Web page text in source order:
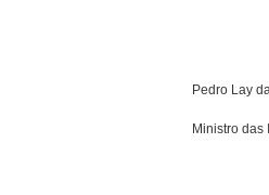
Pedro Lay
Ministro das